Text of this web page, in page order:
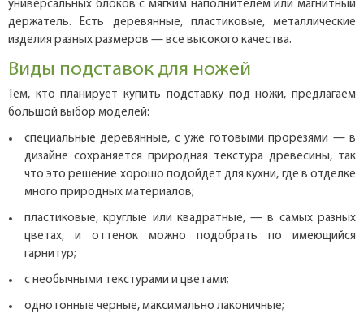
универсальных блоков с мягким наполнителем или магнитный
держатель. Есть деревянные, пластиковые, металлические
изделия разных размеров — все высокого качества.
Виды подставок для ножей
Тем, кто планирует купить подставку под ножи, предлагаем
большой выбор моделей:
специальные деревянные, с уже готовыми прорезями — в
дизайне сохраняется природная текстура древесины, так
что это решение хорошо подойдет для кухни, где в отделке
много природных материалов;
пластиковые, круглые или квадратные, — в самых разных
цветах, и оттенок можно подобрать по имеющийся
гарнитур;
с необычными текстурами и цветами;
однотонные черные, максимально лаконичные;